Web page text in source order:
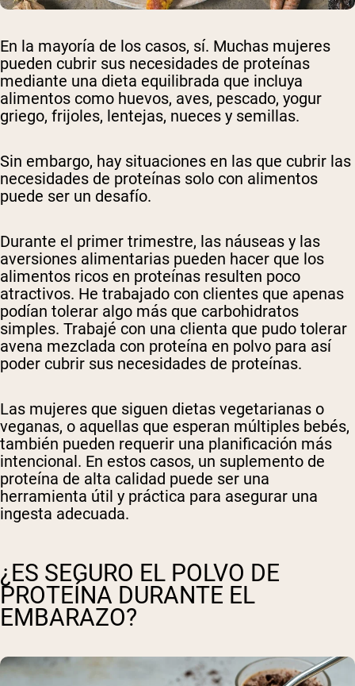
En la mayoría de los casos, sí. Muchas mujeres
pueden cubrir sus necesidades de proteínas
mediante una dieta equilibrada que incluya
alimentos como huevos, aves, pescado, yogur
griego, frijoles, lentejas, nueces y semillas.
Sin embargo, hay situaciones en las que cubrir las
necesidades de proteínas solo con alimentos
puede ser un desafío.
Durante el primer trimestre, las náuseas y las
aversiones alimentarias pueden hacer que los
alimentos ricos en proteínas resulten poco
atractivos. He trabajado con clientes que apenas
podían tolerar algo más que carbohidratos
simples. Trabajé con una clienta que pudo tolerar
avena mezclada con proteína en polvo para así
poder cubrir sus necesidades de proteínas.
Las mujeres que siguen dietas vegetarianas o
veganas, o aquellas que esperan múltiples bebés,
también pueden requerir una planificación más
intencional. En estos casos, un suplemento de
proteína de alta calidad puede ser una
herramienta útil y práctica para asegurar una
ingesta adecuada.
¿ES SEGURO EL POLVO DE
PROTEÍNA DURANTE EL
EMBARAZO?